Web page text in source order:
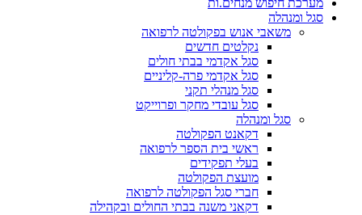
מערכת חיפוש מנחים.ות
סגל ומנהלה
משאבי אנוש בפקולטה לרפואה
נקלטים חדשים
סגל אקדמי בבתי חולים
סגל אקדמי פרה-קליניים
סגל מנהלי תקני
סגל עובדי מחקר ופרוייקט
סגל ומנהלה
דקאנט הפקולטה
ראשי בית הספר לרפואה
בעלי תפקידים
מועצת הפקולטה
חברי סגל הפקולטה לרפואה
דקאני משנה בבתי החולים ובקהילה